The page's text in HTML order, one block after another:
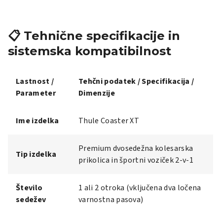
📋 Tehnične specifikacije in
sistemska kompatibilnost
Lastnost /
Parameter
Tehčni podatek / Specifikacija /
Dimenzije
Ime izdelka Thule Coaster XT
Tip izdelka
Premium dvosedežna kolesarska
prikolica in športni voziček 2-v-1
Število
sedežev
1 ali 2 otroka (vključena dva ločena
varnostna pasova)